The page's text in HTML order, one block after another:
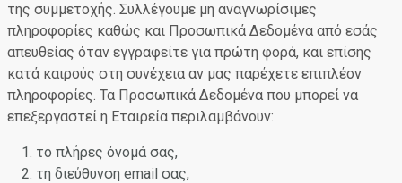
της συμμετοχής. Συλλέγουμε μη αναγνωρίσιμες
πληροφορίες καθώς και Προσωπικά Δεδομένα από εσάς
απευθείας όταν εγγραφείτε για πρώτη φορά, και επίσης
κατά καιρούς στη συνέχεια αν μας παρέχετε επιπλέον
πληροφορίες. Τα Προσωπικά Δεδομένα που μπορεί να
επεξεργαστεί η Εταιρεία περιλαμβάνουν:
το πλήρες όνομά σας,
τη διεύθυνση email σας,